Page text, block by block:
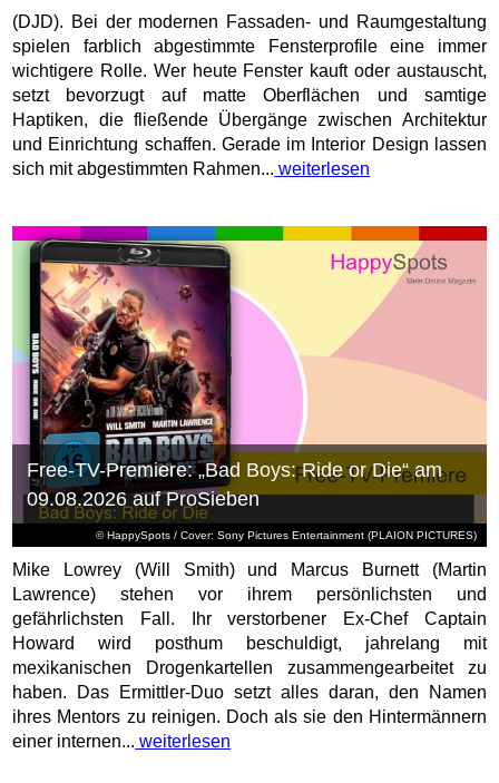
(DJD). Bei der modernen Fassaden- und Raumgestaltung
spielen farblich abgestimmte Fensterprofile eine immer
wichtigere Rolle. Wer heute Fenster kauft oder austauscht,
setzt bevorzugt auf matte Oberflächen und samtige
Haptiken, die fließende Übergänge zwischen Architektur
und Einrichtung schaffen. Gerade im Interior Design lassen
sich mit abgestimmten Rahmen... weiterlesen
© HappySpots / Cover: Sony Pictures Entertainment (PLAION PICTURES)
Free-TV-Premiere: „Bad Boys: Ride or Die“ am
09.08.2026 auf ProSieben
Mike Lowrey (Will Smith) und Marcus Burnett (Martin
Lawrence) stehen vor ihrem persönlichsten und
gefährlichsten Fall. Ihr verstorbener Ex-Chef Captain
Howard wird posthum beschuldigt, jahrelang mit
mexikanischen Drogenkartellen zusammengearbeitet zu
haben. Das Ermittler-Duo setzt alles daran, den Namen
ihres Mentors zu reinigen. Doch als sie den Hintermännern
einer internen... weiterlesen